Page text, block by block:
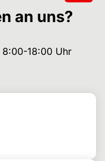
an uns?
18:00 Uhr